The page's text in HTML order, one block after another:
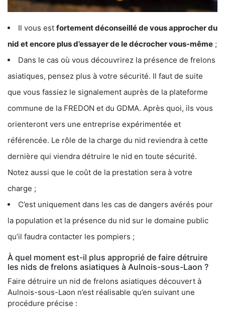
Il vous est fortement déconseillé de vous approcher du
nid et encore plus d’essayer de le décrocher vous-même ;
Dans le cas où vous découvrirez la présence de frelons
asiatiques, pensez plus à votre sécurité. Il faut de suite
que vous fassiez le signalement auprès de la plateforme
commune de la FREDON et du GDMA. Après quoi, ils vous
orienteront vers une entreprise expérimentée et
référencée. Le rôle de la charge du nid reviendra à cette
dernière qui viendra détruire le nid en toute sécurité.
Notez aussi que le coût de la prestation sera à votre
charge ;
C’est uniquement dans les cas de dangers avérés pour
la population et la présence du nid sur le domaine public
qu’il faudra contacter les pompiers ;
À quel moment est-il plus approprié de faire détruire
les nids de frelons asiatiques à Aulnois-sous-Laon ?
Faire détruire un nid de frelons asiatiques découvert à
Aulnois-sous-Laon n’est réalisable qu’en suivant une
procédure précise :